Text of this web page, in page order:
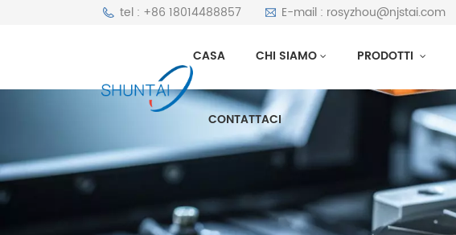
tel : +86 18014488857 E-mail : rosyzhou@njstai.com
CASA CHI SIAMO PRODOTTI
CONTATTACI